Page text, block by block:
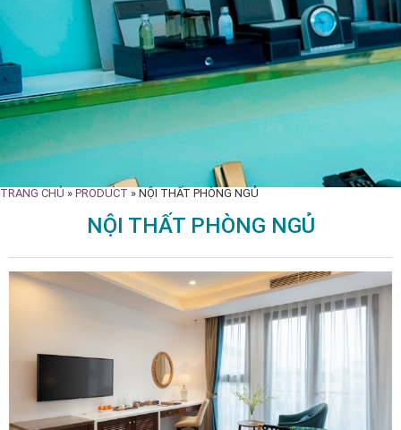
TRANG CHỦ » PRODUCT » NỘI THẤT PHÒNG NGỦ
NỘI THẤT PHÒNG NGỦ